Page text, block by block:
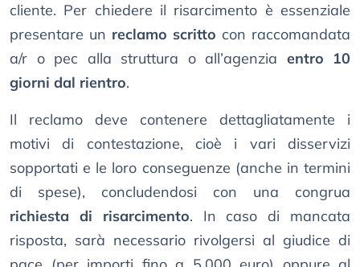
cliente. Per chiedere il risarcimento è essenziale
presentare un reclamo scritto con raccomandata
a/r o pec alla struttura o all’agenzia entro 10
giorni dal rientro.
Il reclamo deve contenere dettagliatamente i
motivi di contestazione, cioè i vari disservizi
sopportati e le loro conseguenze (anche in termini
di spese), concludendosi con una congrua
richiesta di risarcimento. In caso di mancata
risposta, sarà necessario rivolgersi al giudice di